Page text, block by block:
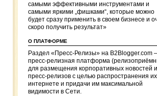
самыми эффективными инструментами и
самыми яркими „фишками“, которые можно
будет сразу применить в своем бизнесе и
скоро получить результат»
О ПЛАТФОРМЕ
Раздел «Пресс-Релизы» на B2Blogger.com
пресс-релизная платформа
для размещения корпоративных новостей и
пресс-релизов с целью распространения
интернете и придачи им максимальной
видимости в Сети.